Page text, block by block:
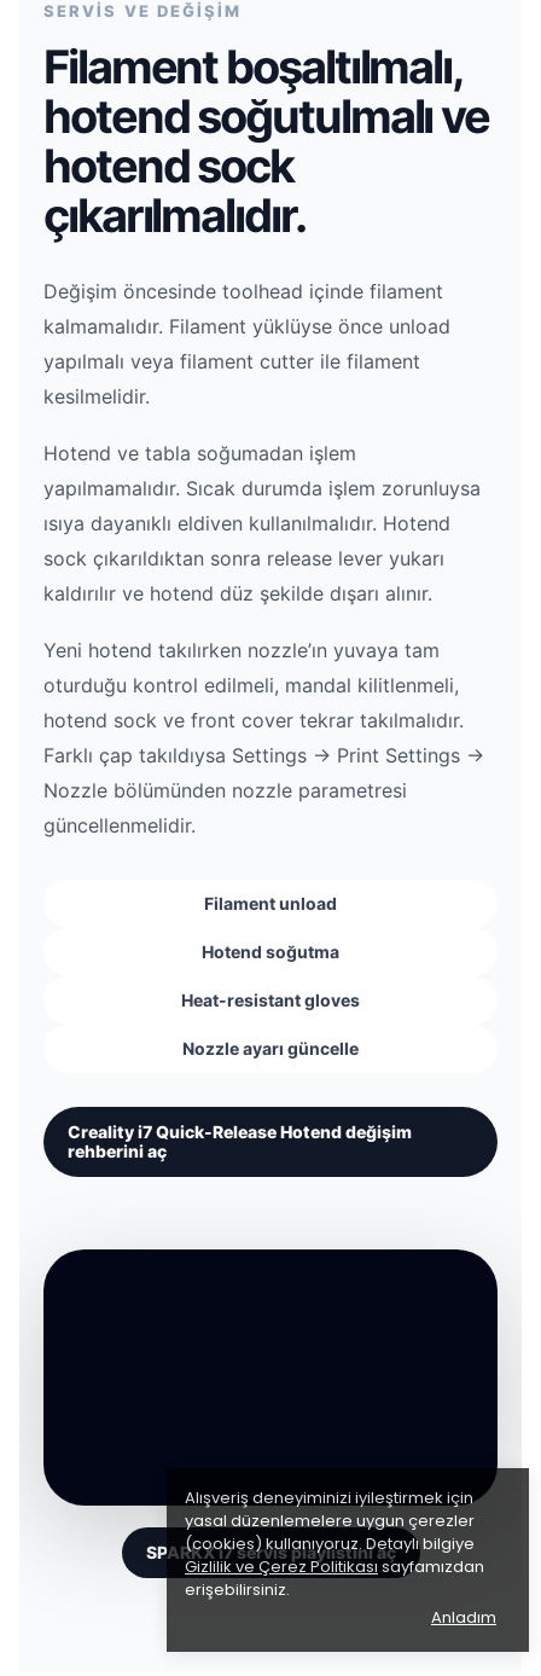
Alışveriş deneyiminizi iyileştirmek için
yasal düzenlemelere uygun çerezler
(cookies) kullanıyoruz. Detaylı bilgiye
Gizlilik ve Çerez Politikasısayfamızdan
erişebilirsiniz.
Anladım
SERVİS VE DEĞİŞİM
Filament boşaltılmalı,
hotend soğutulmalı ve
hotend sock
çıkarılmalıdır.
Değişim öncesinde toolhead içinde filament
kalmamalıdır. Filament yüklüyse önce unload
yapılmalı veya filament cutter ile filament
kesilmelidir.
Hotend ve tabla soğumadan işlem
yapılmamalıdır. Sıcak durumda işlem zorunluysa
ısıya dayanıklı eldiven kullanılmalıdır. Hotend
sock çıkarıldıktan sonra release lever yukarı
kaldırılır ve hotend düz şekilde dışarı alınır.
Yeni hotend takılırken nozzle’ın yuvaya tam
oturduğu kontrol edilmeli, mandal kilitlenmeli,
hotend sock ve front cover tekrar takılmalıdır.
Farklı çap takıldıysa Settings → Print Settings →
Nozzle bölümünden nozzle parametresi
güncellenmelidir.
Filament unload
Hotend soğutma
Heat-resistant gloves
Nozzle ayarı güncelle
Creality i7 Quick-Release Hotend değişim
rehberini aç
SPARKX i7 servis playlistini aç